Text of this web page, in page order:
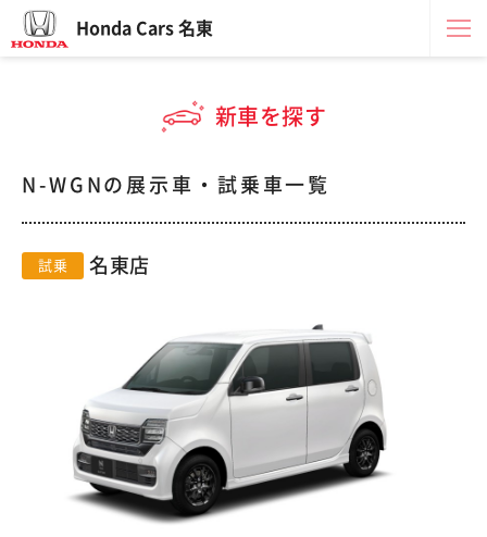
Honda Cars 名東
新車を探す
N-WGNの展示車・試乗車一覧
試乗 名東店